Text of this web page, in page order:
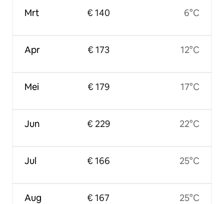
Mrt
Apr
Mei
Jun
Jul
Aug
€ 140
€ 173
€ 179
€ 229
€ 166
€ 167
6°C
12°C
17°C
22°C
25°C
25°C